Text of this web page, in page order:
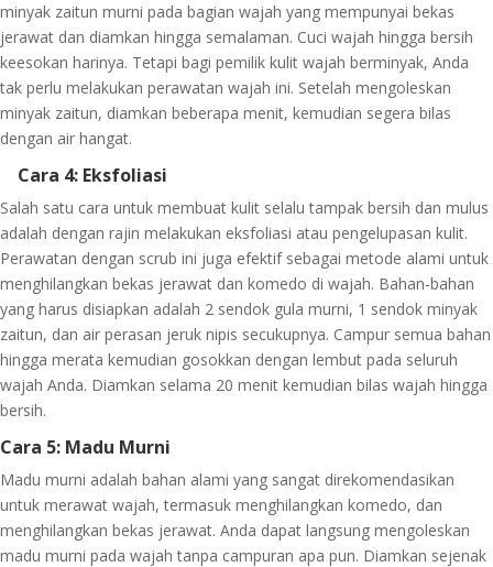
minyak zaitun murni pada bagian wajah yang mempunyai bekas
jerawat dan diamkan hingga semalaman. Cuci wajah hingga bersih
keesokan harinya. Tetapi bagi pemilik kulit wajah berminyak, Anda
tak perlu melakukan perawatan wajah ini. Setelah mengoleskan
minyak zaitun, diamkan beberapa menit, kemudian segera bilas
dengan air hangat.
Cara 4: Eksfoliasi
Salah satu cara untuk membuat kulit selalu tampak bersih dan mulus
adalah dengan rajin melakukan eksfoliasi atau pengelupasan kulit.
Perawatan dengan scrub ini juga efektif sebagai metode alami untuk
menghilangkan bekas jerawat dan komedo di wajah. Bahan-bahan
yang harus disiapkan adalah 2 sendok gula murni, 1 sendok minyak
zaitun, dan air perasan jeruk nipis secukupnya. Campur semua bahan
hingga merata kemudian gosokkan dengan lembut pada seluruh
wajah Anda. Diamkan selama 20 menit kemudian bilas wajah hingga
bersih.
Cara 5: Madu Murni
Madu murni adalah bahan alami yang sangat direkomendasikan
untuk merawat wajah, termasuk menghilangkan komedo, dan
menghilangkan bekas jerawat. Anda dapat langsung mengoleskan
madu murni pada wajah tanpa campuran apa pun. Diamkan sejenak